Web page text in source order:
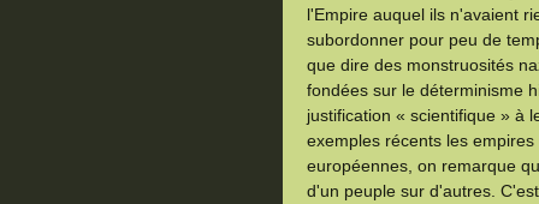
l'Empire auquel ils n'avaient
subordonner pour peu de
que dire des monstruosités
fondées sur le déterminisme
justification « scientifique » à
exemples récents les
européennes, on remarque
d'un peuple sur d'autres.